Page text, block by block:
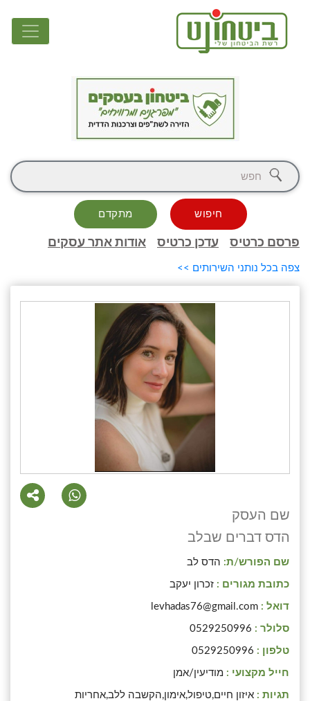
חיפוש מתקדם
כרטיס עדכן כרטיס אודות אתר עסקים
בכל נותני השירותים >>
שם העסק
הדס דברים שבלב
שם הפורש/ת:הדס לב
כתובת מגורים :זכרון יעקב
דואל :levhadas76@gmail.com
סלולר :0529250996
טלפון :0529250996
חייל מקצועי :מודיעין/אמן
תגיות :איזון חיים,טיפול,אימון,הקשבה ללב,אחריות